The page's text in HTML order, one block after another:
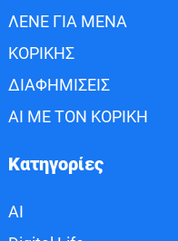
ΛΕΝΕ ΓΙΑ ΜΕΝΑ
ΚΟΡΙΚΗΣ
ΔΙΑΦΗΜΙΣΕΙΣ
AI ΜΕ ΤΟΝ ΚΟΡΙΚΗ
Κατηγορίες
AI